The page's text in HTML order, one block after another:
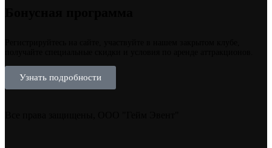
Узнать подробности